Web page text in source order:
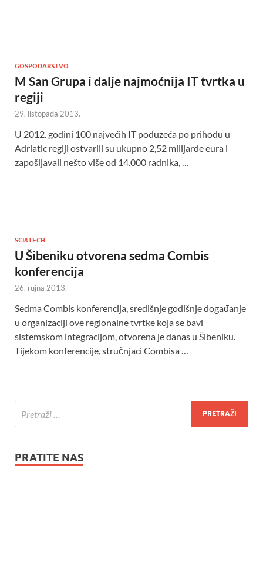
GOSPODARSTVO
M San Grupa i dalje najmoćnija IT tvrtka u
regiji
29. listopada 2013.
U 2012. godini 100 najvećih IT poduzeća po prihodu u
Adriatic regiji ostvarili su ukupno 2,52 milijarde eura i
zapošljavali nešto više od 14.000 radnika, …
SCI&TECH
U Šibeniku otvorena sedma Combis
konferencija
26. rujna 2013.
Sedma Combis konferencija, središnje godišnje događanje
u organizaciji ove regionalne tvrtke koja se bavi
sistemskom integracijom, otvorena je danas u Šibeniku.
Tijekom konferencije, stručnjaci Combisa …
PRATITE NAS